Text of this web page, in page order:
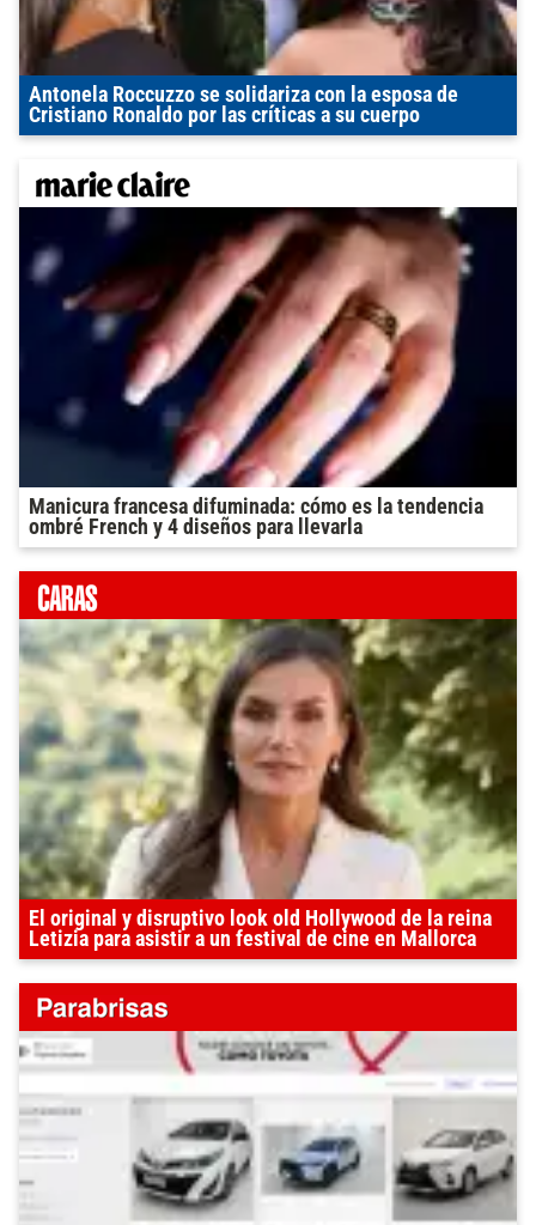
Antonela Roccuzzo se solidariza con la esposa de
Cristiano Ronaldo por las críticas a su cuerpo
Manicura francesa difuminada: cómo es la tendencia
ombré French y 4 diseños para llevarla
El original y disruptivo look old Hollywood de la reina
Letizia para asistir a un festival de cine en Mallorca